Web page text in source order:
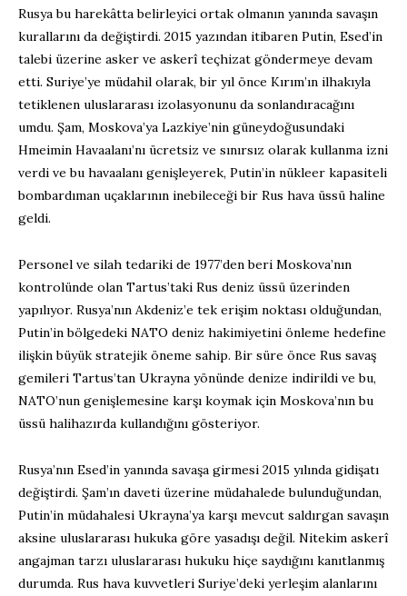
Rusya bu harekâtta belirleyici ortak olmanın yanında savaşın
kurallarını da değiştirdi. 2015 yazından itibaren Putin, Esed’in
talebi üzerine asker ve askerî teçhizat göndermeye devam
etti. Suriye’ye müdahil olarak, bir yıl önce Kırım’ın ilhakıyla
tetiklenen uluslararası izolasyonunu da sonlandıracağını
umdu. Şam, Moskova’ya Lazkiye’nin güneydoğusundaki
Hmeimin Havaalanı’nı ücretsiz ve sınırsız olarak kullanma izni
verdi ve bu havaalanı genişleyerek, Putin’in nükleer kapasiteli
bombardıman uçaklarının inebileceği bir Rus hava üssü haline
geldi.
Personel ve silah tedariki de 1977’den beri Moskova’nın
kontrolünde olan Tartus’taki Rus deniz üssü üzerinden
yapılıyor. Rusya’nın Akdeniz’e tek erişim noktası olduğundan,
Putin’in bölgedeki NATO deniz hakimiyetini önleme hedefine
ilişkin büyük stratejik öneme sahip. Bir süre önce Rus savaş
gemileri Tartus’tan Ukrayna yönünde denize indirildi ve bu,
NATO’nun genişlemesine karşı koymak için Moskova’nın bu
üssü halihazırda kullandığını gösteriyor.
Rusya’nın Esed’in yanında savaşa girmesi 2015 yılında gidişatı
değiştirdi. Şam’ın daveti üzerine müdahalede bulunduğundan,
Putin’in müdahalesi Ukrayna’ya karşı mevcut saldırgan savaşın
aksine uluslararası hukuka göre yasadışı değil. Nitekim askerî
angajman tarzı uluslararası hukuku hiçe saydığını kanıtlanmış
durumda. Rus hava kuvvetleri Suriye’deki yerleşim alanlarını